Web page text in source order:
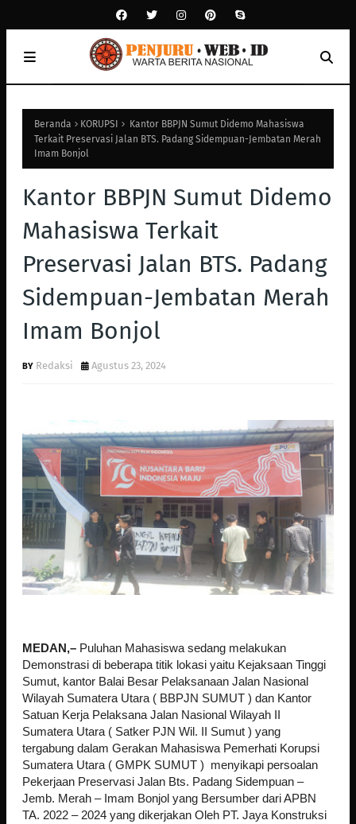
Beranda KORUPSI
Kantor BBPJN Sumut Didemo Mahasiswa
Terkait Preservasi Jalan BTS. Padang Sidempuan-Jembatan Merah
Imam Bonjol
Kantor BBPJN Sumut Didemo
Mahasiswa Terkait
Preservasi Jalan BTS. Padang
Sidempuan-Jembatan Merah
Imam Bonjol
Redaksi Agustus 23, 2024
MEDAN,– Puluhan Mahasiswa sedang melakukan
Demonstrasi di beberapa titik lokasi yaitu Kejaksaan Tinggi
Sumut, kantor Balai Besar Pelaksanaan Jalan Nasional
Wilayah Sumatera Utara ( BBPJN SUMUT ) dan Kantor
Satuan Kerja Pelaksana Jalan Nasional Wilayah II
Sumatera Utara ( Satker PJN Wil. II Sumut ) yang
tergabung dalam Gerakan Mahasiswa Pemerhati Korupsi
Sumatera Utara ( GMPK SUMUT ) menyikapi persoalan
Pekerjaan Preservasi Jalan Bts. Padang Sidempuan –
Jemb. Merah – Imam Bonjol yang Bersumber dari APBN
TA. 2022 – 2024 yang dikerjakan Oleh PT. Jaya Konstruksi